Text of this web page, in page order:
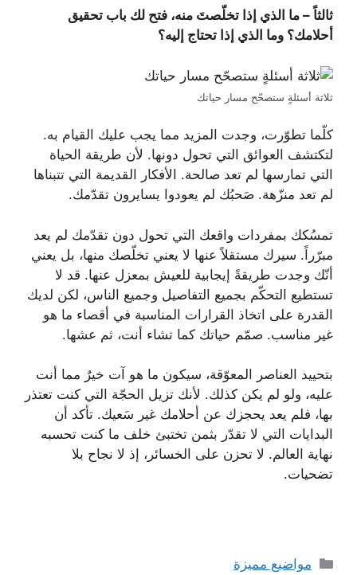
ثالثاً – ما الذي إذا تخلّصتَ منه، فتح لك باب تحقيق
أحلامك؟ وما الذي إذا تحتاج إليه؟
ثلاثة أسئلةٍ ستصحّح مسار حياتك
كلّما تطوّرت، وجدت المزيد مما يجب عليك القيام به.
لتكتشف العوائق التي تحول دونها. لأن طريقة الحياة
التي تمارسها لم تعد صالحة. الأفكار القديمة التي تتبناها
لم تعد منزّهة. صَحبُك لم يعودوا يسايرون تقدّمك.
تمسُكك بمفردات واقعك التي تحول دون تقدّمك لم يعد
مبرّراً. سيرك مستقلاً عنها لا يعني تخلّصك منها، بل يعني
أنّك وجدت طريقةً إيجابية للعيش بمعزل عنها. قد لا
تستطيع التحكّم بجميع التفاصيل وجميع الناس، لكن لديك
القدرة على اتخاذ القرارات المناسبة في أقصاء ما هو
غير مناسب. صمّم حياتك كما تشاء أنت، ثم عشها.
بتحييد العناصر المعوّقة، سيكون ما هو آت خيرٌ مما أنت
عليه، ولو لم يكن كذلك. لأنك تزيل الحجّة التي كنت تعتذر
بها، فلم يعد يحجزك عن أحلامك غير سَعيك. تأكد أن
البدايات التي لا تقدّر بثمن تختبئ خلف ما كنت تحسبه
نهاية العالم. لا تحزن على الخسائر، إذ لا نجاح بلا
تضحيات.
التصنيفات
مواضيع مميزة